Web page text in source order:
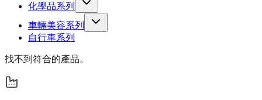
化學品系列
車輛美容系列
自行車系列
找不到符合的產品。